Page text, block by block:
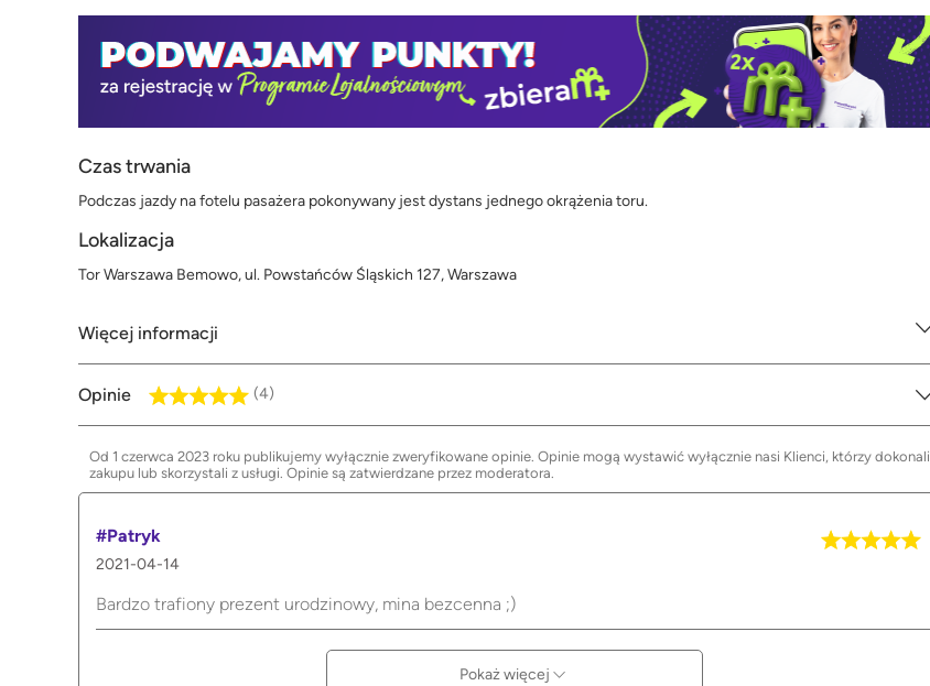
Czas trwania
Podczas jazdy na fotelu pasażera pokonywany jest dystans jednego okrążenia toru.
Lokalizacja
Tor Warszawa Bemowo, ul. Powstańców Śląskich 127, Warszawa
Więcej informacji
Opinie (4)
Od 1 czerwca 2023 roku publikujemy wyłącznie zweryfikowane opinie. Opinie mogą wystawić wyłącznie nasi Klienci, którzy dokonali
zakupu lub skorzystali z usługi. Opinie są zatwierdzane przez moderatora.
#Patryk
2021-04-14
Bardzo trafiony prezent urodzinowy, mina bezcenna ;)
Pokaż więcej